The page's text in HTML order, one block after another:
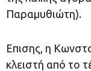
Παραμυθιώτη).
Επισης, η
κλειστή από το